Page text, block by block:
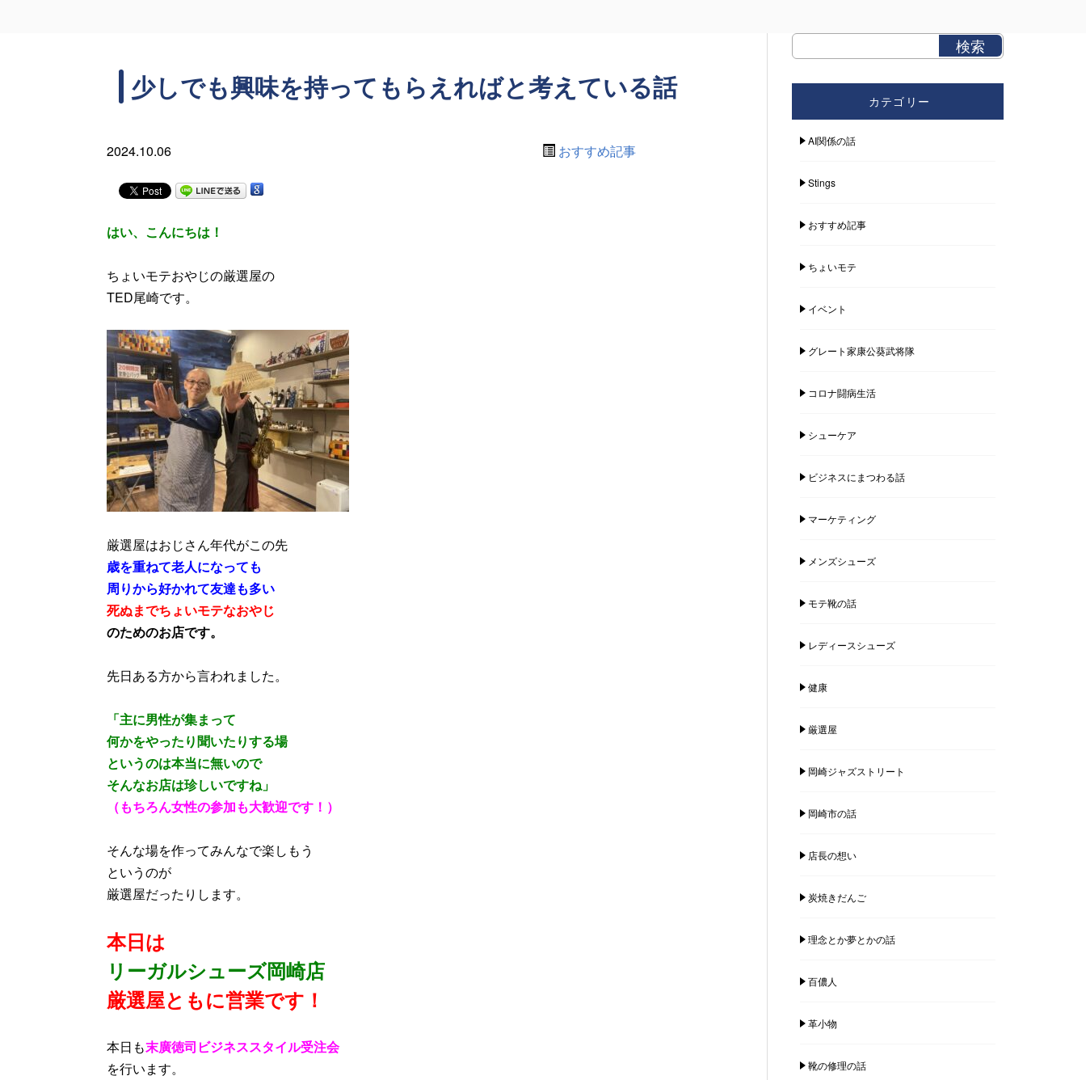
少しでも興味を持ってもらえればと考えている話
2024.10.06 おすすめ記事
はい、こんにちは！
ちょいモテおやじの厳選屋の
TED尾崎です。
厳選屋はおじさん年代がこの先
歳を重ねて老人になっても
周りから好かれて友達も多い
死ぬまでちょいモテなおやじ
のためのお店です。
先日ある方から言われました。
「主に男性が集まって
何かをやったり聞いたりする場
というのは本当に無いので
そんなお店は珍しいですね」
（もちろん女性の参加も大歓迎です！）
そんな場を作ってみんなで楽しもう
というのが
厳選屋だったりします。
本日は
リーガルシューズ岡崎店
厳選屋ともに営業です！
本日も末廣徳司ビジネススタイル受注会
を行います。
カテゴリー
AI関係の話
Stings
おすすめ記事
ちょいモテ
イベント
グレート家康公葵武将隊
コロナ闘病生活
シューケア
ビジネスにまつわる話
マーケティング
メンズシューズ
モテ靴の話
レディースシューズ
健康
厳選屋
岡崎ジャズストリート
岡崎市の話
店長の想い
炭焼きだんご
理念とか夢とかの話
百儂人
革小物
靴の修理の話